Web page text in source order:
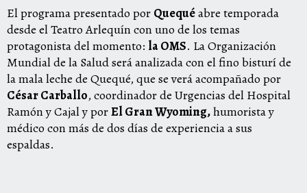
El programa presentado por Quequéabre temporada
desde el Teatro Arlequín con uno de los temas
protagonista del momento: la OMS. La Organización
Mundial de la Salud será analizada con el fino bisturí de
la mala leche de Quequé, que se verá acompañado por
César Carballo, coordinador de Urgencias del Hospital
Ramón y Cajal y porEl Gran Wyoming,humorista y
médico con más de dos días de experiencia a sus
espaldas.